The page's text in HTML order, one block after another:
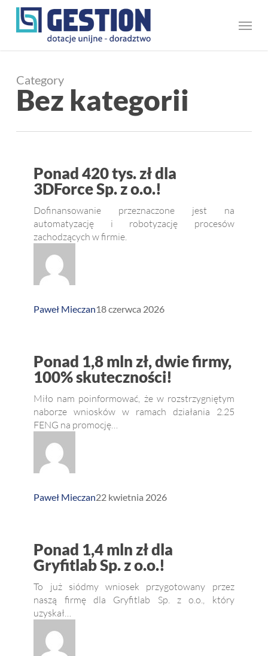
Skip
Menu
Category
Bez kategorii
420
dla
3DForce
Ponad 420 tys. zł dla
3DForce Sp. z o.o.!
Dofinansowanie przeznaczone jest na
automatyzację i robotyzację procesów
zachodzących w firmie.
Paweł Mieczan18 czerwca 2026
1,8
dwie
100%
Ponad 1,8 mln zł, dwie firmy,
100% skuteczności!
Miło nam poinformować, że w rozstrzygniętym
naborze wniosków w ramach działania 2.25
FENG na promocję…
Paweł Mieczan22 kwietnia 2026
1,4
dla
Gryfitlab
Ponad 1,4 mln zł dla
Gryfitlab Sp. z o.o.!
To już siódmy wniosek przygotowany przez
naszą firmę dla Gryfitlab Sp. z o.o., który
uzyskał…